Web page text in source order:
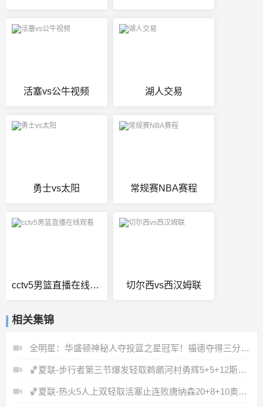
活塞vs公牛视频 湖人交易
勇士vs太阳 常规赛NBA赛程
cctv5男篮直播在线观看 切尔西vs西汉姆联
相关集锦
全明星：华盛顿神秘人夺投篮之星冠军！福德夺得三分大赛冠军！
🏀夏联-步行者第三节爆发轻取鹈鹕河村勇辉5+5+12斯劳森22分
🏀夏联-热火5人上双轻取活塞止连败唐纳森20+8+10奥科里27分